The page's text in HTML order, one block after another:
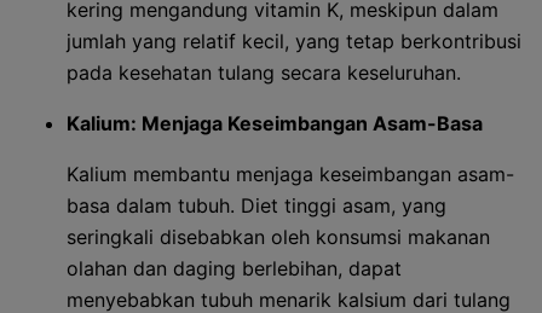
kering mengandung vitamin K, meskipun dalam
jumlah yang relatif kecil, yang tetap berkontribusi
pada kesehatan tulang secara keseluruhan.
Kalium: Menjaga Keseimbangan Asam-Basa
Kalium membantu menjaga keseimbangan asam-
basa dalam tubuh. Diet tinggi asam, yang
seringkali disebabkan oleh konsumsi makanan
olahan dan daging berlebihan, dapat
menyebabkan tubuh menarik kalsium dari tulang